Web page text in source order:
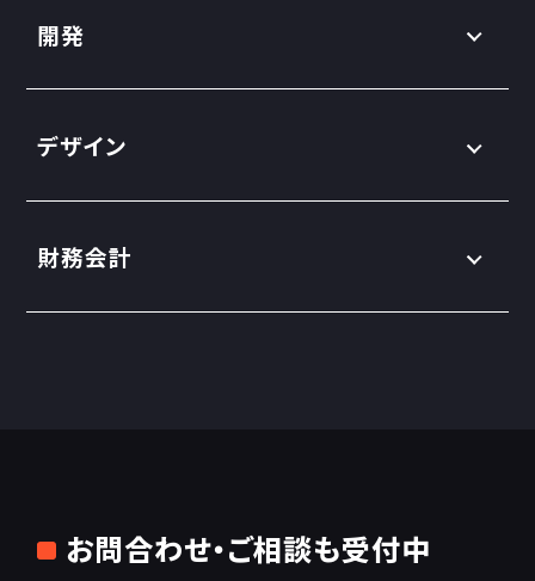
開発
デザイン
財務会計
お問合わせ・ご相談も受付中